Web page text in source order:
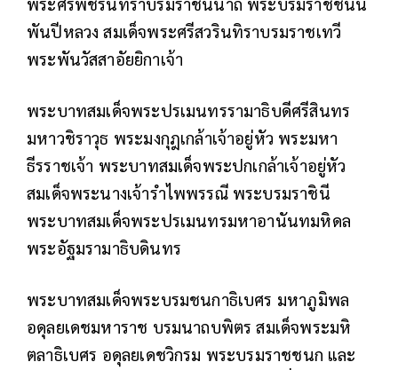
พันปีหลวง สมเด็จพระศรีสวรินทิราบรมราชเทวี
พระพันวัสสาอัยยิกาเจ้า
พระบาทสมเด็จพระปรเมนทรรามาธิบดีศรีสินทร
มหาวชิราวุธ พระมงกุฎเกล้าเจ้าอยู่หัว พระมหา
ธีรราชเจ้า พระบาทสมเด็จพระปกเกล้าเจ้าอยู่หัว
สมเด็จพระนางเจ้ารำไพพรรณี พระบรมราชินี
พระบาทสมเด็จพระปรเมนทรมหาอานันทมหิดล
พระอัฐมรามาธิบดินทร
พระบาทสมเด็จพระบรมชนกาธิเบศร มหาภูมิพล
อดุลยเดชมหาราช บรมนาถบพิตร สมเด็จพระมหิ
ตลาธิเบศร อดุลยเดชวิกรม พระบรมราชชนก และ